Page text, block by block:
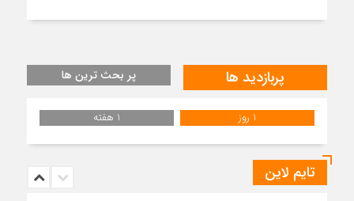
پربازدید ها پر بحث ترین ها
1 روز 1 هفته
تایم لاین